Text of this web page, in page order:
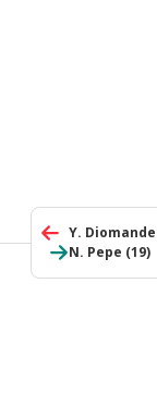
Y. Diomande
N. Pepe (19)